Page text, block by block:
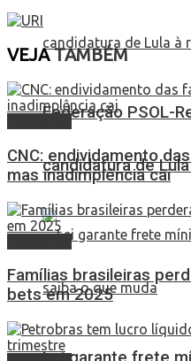
Federação PSOL-
candidatura de
VEJATAMBÉM
CNC: endividamento
mas inadimplência cai
Famílias brasileiras
bets em 2025